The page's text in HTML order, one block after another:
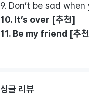
9. Don’t be sad when
10. It’s over [추천]
11. Be my friend [추
싱글 리뷰